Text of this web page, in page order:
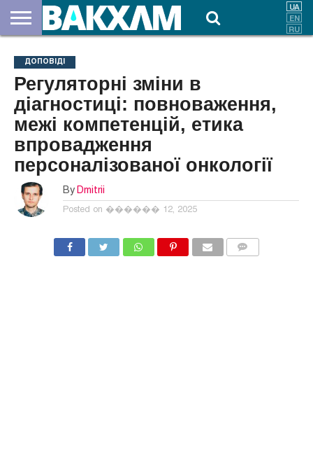
НАС
ВНЕСКИ
ДОКУМЕНТИ
НОВИНИ
КОНТАКТИ
ДОПОВІДІ
Регуляторні зміни в
діагностиці: повноваження,
межі компетенцій, етика
впровадження
персоналізованої онкології
By Dmitrii
Posted on ������ 12, 2025